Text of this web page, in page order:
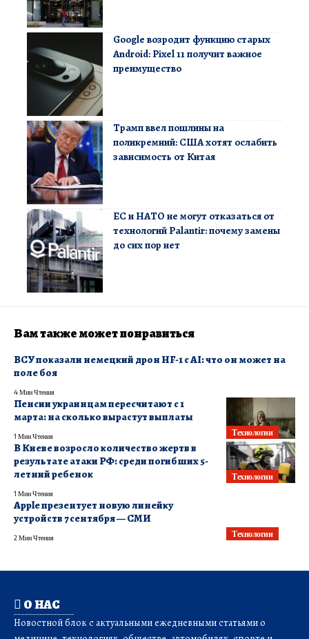
Google возродит функцию старых
Android: Pixel 11 получит важное
преимущество
Трамп ввел пошлины на
поликремний: США хотят ослабить
зависимость от Китая
ЕС и НАТО не могут отказаться от
технологий Palantir: почему замены
до сих пор нет
Вам также может понравиться
ВСУ показали немецкий дрон HF-1 с AI: что он может на
поле боя
4 Мин Чтения
Технологии
Пенсии украинцам пересчитают с 1
марта: на сколько вырастут выплаты
1 Мин Чтения
Технологии
В Киеве возросло количество жертв в
результате атаки РФ: среди погибших 5-
летний ребенок
1 Мин Чтения
Технологии
Apple презентует новую линейку
устройств 7 сентября — СМИ
2 Мин Чтения
О НАС
Новостной блок с актуальными ежедневными статьями о